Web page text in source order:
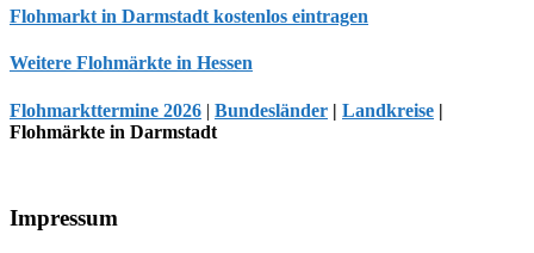
Flohmarkt in Darmstadt kostenlos eintragen
Weitere Flohmärkte in Hessen
Flohmarkttermine 2026 | Bundesländer | Landkreise |
Flohmärkte in Darmstadt
Footer
Impressum